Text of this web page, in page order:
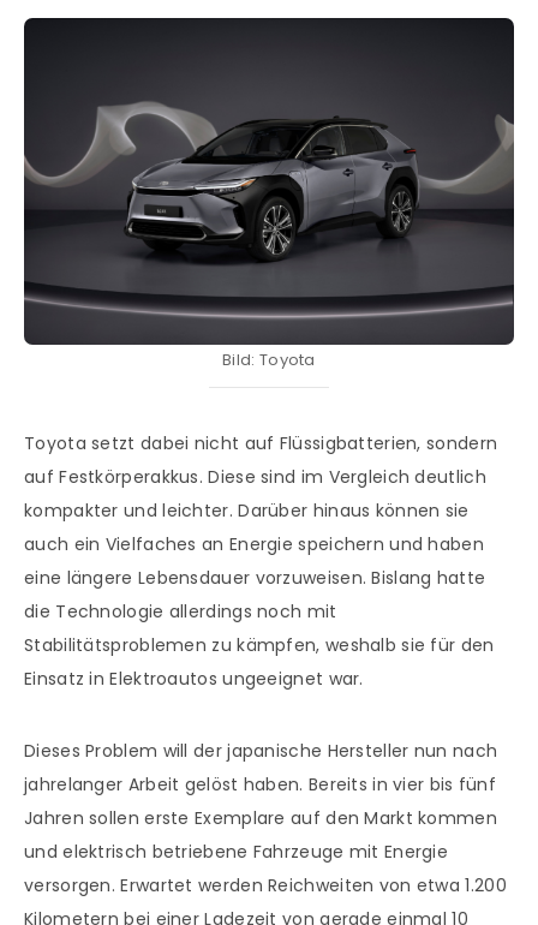
Bild: Toyota
Toyota setzt dabei nicht auf Flüssigbatterien, sondern
auf Festkörperakkus. Diese sind im Vergleich deutlich
kompakter und leichter. Darüber hinaus können sie
auch ein Vielfaches an Energie speichern und haben
eine längere Lebensdauer vorzuweisen. Bislang hatte
die Technologie allerdings noch mit
Stabilitätsproblemen zu kämpfen, weshalb sie für den
Einsatz in Elektroautos ungeeignet war.
Dieses Problem will der japanische Hersteller nun nach
jahrelanger Arbeit gelöst haben. Bereits in vier bis fünf
Jahren sollen erste Exemplare auf den Markt kommen
und elektrisch betriebene Fahrzeuge mit Energie
versorgen. Erwartet werden Reichweiten von etwa 1.200
Kilometern bei einer Ladezeit von gerade einmal 10